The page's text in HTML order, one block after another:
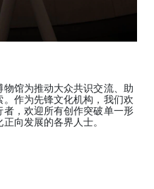
馆为推动大众共识交流、助
作为先锋文化机构，我们欢
，欢迎所有创作突破单一形
向发展的各界人士。